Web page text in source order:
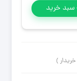
سبد خرید
)